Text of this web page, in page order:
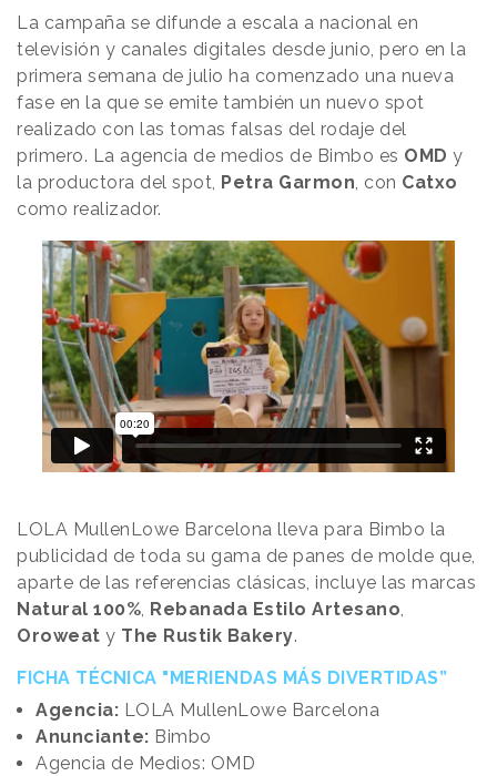
La campaña se difunde a escala a nacional en
televisión y canales digitales desde junio, pero en la
primera semana de julio ha comenzado una nueva
fase en la que se emite también un nuevo spot
realizado con las tomas falsas del rodaje del
primero. La agencia de medios de Bimbo es OMD y
la productora del spot, Petra Garmon, con Catxo
como realizador.
LOLA MullenLowe Barcelona lleva para Bimbo la
publicidad de toda su gama de panes de molde que,
aparte de las referencias clásicas, incluye las marcas
Natural 100%, Rebanada Estilo Artesano,
Oroweat y The Rustik Bakery.
FICHA TÉCNICA "MERIENDAS MÁS DIVERTIDAS”
Agencia: LOLA MullenLowe Barcelona
Anunciante: Bimbo
Agencia de Medios: OMD